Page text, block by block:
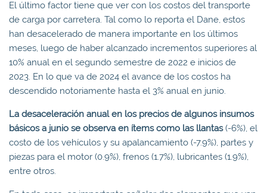
El último factor tiene que ver con los costos del transporte
de carga por carretera. Tal como lo reporta el Dane, estos
han desacelerado de manera importante en los últimos
meses, luego de haber alcanzado incrementos superiores al
10% anual en el segundo semestre de 2022 e inicios de
2023. En lo que va de 2024 el avance de los costos ha
descendido notoriamente hasta el 3% anual en junio.
La desaceleración anual en los precios de algunos insumos
básicos a junio se observa en ítems como las llantas(-6%), el
costo de los vehículos y su apalancamiento (-7.9%), partes y
piezas para el motor (0.9%), frenos (1.7%), lubricantes (1.9%),
entre otros.